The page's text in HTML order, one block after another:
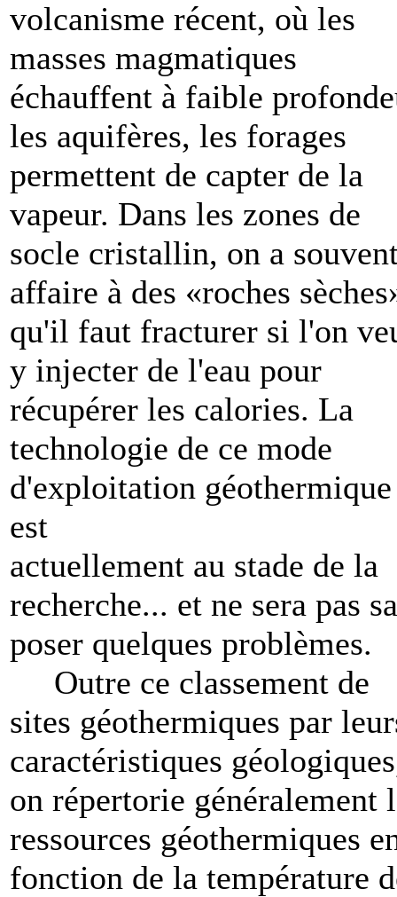
volcanisme récent, où les
masses magmatiques
échauffent à faible
les aquifères, les forages
permettent de capter de la
vapeur. Dans les zones de
socle cristallin, on a
affaire à des «roches
qu'il faut fracturer si l'on
y injecter de l'eau pour
récupérer les calories. La
technologie de ce mode
d'exploitation géothermique
est
actuellement au stade de la
recherche... et ne sera pas
poser quelques problèmes.
Outre ce classement de
sites géothermiques par
caractéristiques
on répertorie généralement
ressources géothermiques
fonction de la température